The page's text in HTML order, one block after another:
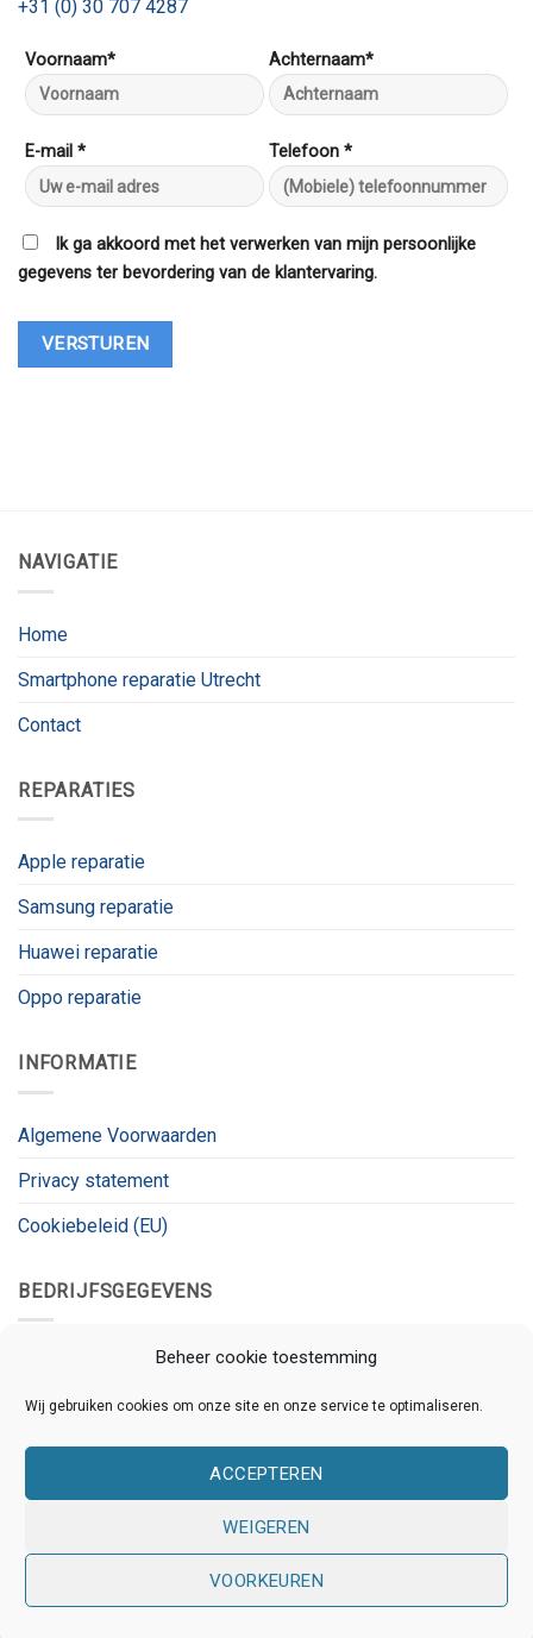
Beheer cookie toestemming
Wij gebruiken cookies om onze site en onze service te optimaliseren.
ACCEPTEREN
WEIGEREN
VOORKEUREN
+31 (0) 30 707 4287
Voornaam* Achternaam*
E-mail * Telefoon *
Ik ga akkoord met het verwerken van mijn persoonlijke
gegevens ter bevordering van de klantervaring.
NAVIGATIE
Home
Smartphone reparatie Utrecht
Contact
REPARATIES
Apple reparatie
Samsung reparatie
Huawei reparatie
Oppo reparatie
INFORMATIE
Algemene Voorwaarden
Privacy statement
Cookiebeleid (EU)
BEDRIJFSGEGEVENS
3531 CL, Utrecht
BTW:BTW_ID
Copyright 2026 © Kanaalnet | Ontwikkeld door
Assistants